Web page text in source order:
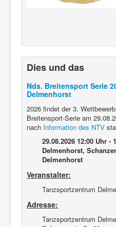
Dies und das
Nds. Breitensport Serie
Delmenhorst
2026 findet der 3.
Breitensport-Serie am
nach Information des NTV
29.08.2026 12:00 Uhr -
Delmenhorst,
Delmenhorst
Veranstalter:
Tanzsportzentrum
Adresse:
Tanzsportzentrum